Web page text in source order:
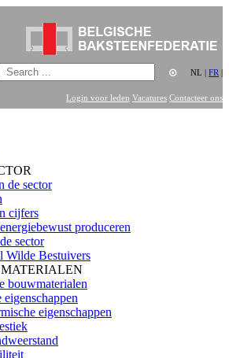
NL | FR |
Login voor leden Vacatures Contacteer ons
de sector
cijfers
produceren
sector
Wilde Bestuivers
bouwmaterialen
eigenschappen
eigenschappen